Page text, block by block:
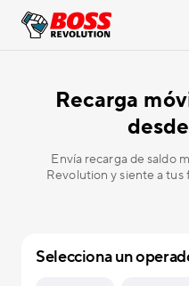
Recarga
Envía recarga de saldo
Revolution y siente a tus
Selecciona un